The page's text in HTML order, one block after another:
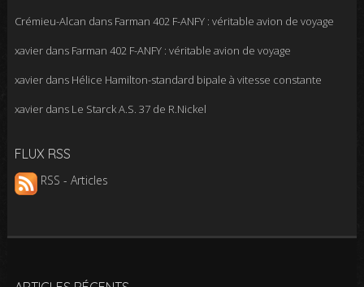
Crémieu-Alcan dans Farman 402 F-ANFY : véritable avion de voyage
xavierdans Farman 402 F-ANFY : véritable avion de voyage
xavierdans Hélice Hamilton-standard bipale à vitesse constante
xavierdans Le Starck A.S. 37 de R.Nickel
FLUX RSS
RSS - Articles